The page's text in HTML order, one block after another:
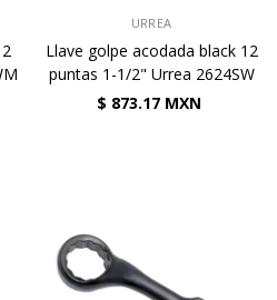
URREA
Llave golpe acodada black 12
puntas 1-1/2" Urrea 2624SW
$ 873.17 MXN